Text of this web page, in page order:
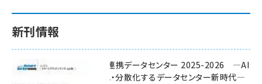
新刊情報
ワット・ビット連携データセンター 2025-2026 ―AI
時代に多様化・分散化するデータセンター新時代―